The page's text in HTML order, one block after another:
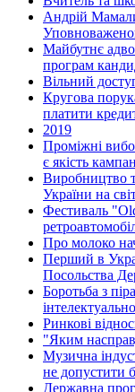
Андрій
Майбутнє
програм
Вільний
Кругова
платити
2019
Проміжні
є якість
Виробництво
України на
Фестиваль
Про молоко
Перший в
Посольства
Боротьба з
Ринкові
"Яким
Музична
не допустити
Державна